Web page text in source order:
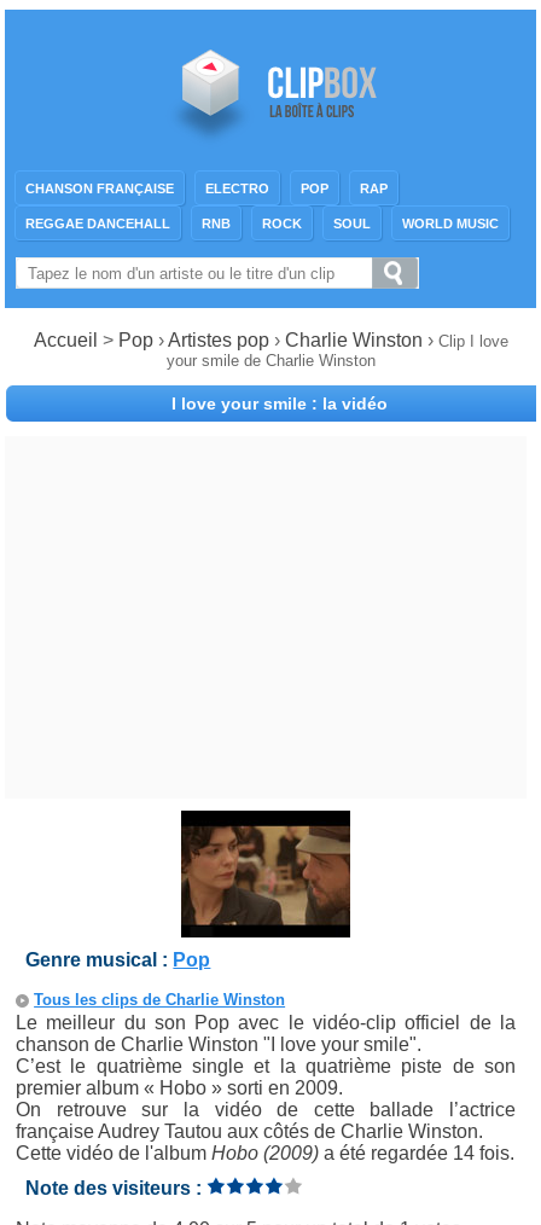
CHANSON FRANÇAISE ELECTRO POP RAP
REGGAE DANCEHALL RNB ROCK SOUL WORLD MUSIC
Accueil > Pop ›Artistes pop› Charlie Winston › Clip I love
your smile de Charlie Winston
I love your smile : la vidéo
Genre musical : Pop
Tous les clips de Charlie Winston
Le meilleur du son Pop avec le vidéo-clip officiel de la
chanson de Charlie Winston "I love your smile".
C’est le quatrième single et la quatrième piste de son
premier album « Hobo » sorti en 2009.
On retrouve sur la vidéo de cette ballade l’actrice
française Audrey Tautou aux côtés de Charlie Winston.
Cette vidéo de l'albumHobo (2009) a été regardée 14 fois.
Note des visiteurs :